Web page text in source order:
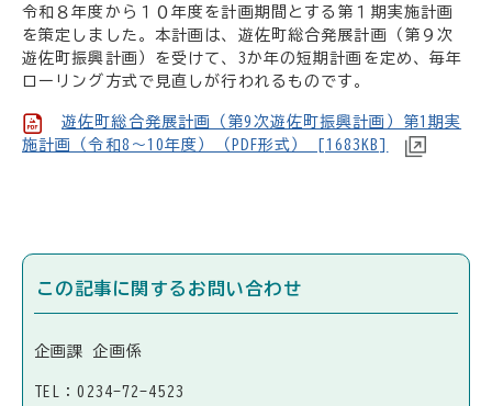
令和８年度から１０年度を計画期間とする第１期実施計画
を策定しました。本計画は、遊佐町総合発展計画（第９次
遊佐町振興計画）を受けて、3か年の短期計画を定め、毎年
ローリング方式で見直しが行われるものです。
遊佐町総合発展計画（第9次遊佐町振興計画）第1期実
施計画（令和8～10年度）（PDF形式） [1683KB]
この記事に関するお問い合わせ
企画課 企画係
TEL：0234-72-4523